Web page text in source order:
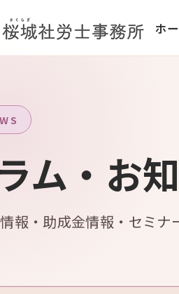
ホ
ム・お
報・助成金情報・セミナ